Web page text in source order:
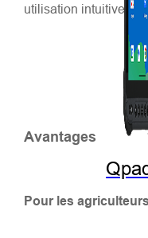
utilisation intuitive,
Avantages
Pour les agriculteurs